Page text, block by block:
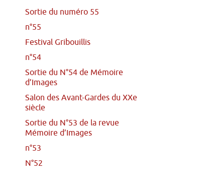
Sortie du numéro 55
n°55
Festival Gribouillis
n°54
Sortie du N°54 de Mémoire
d’Images
Salon des Avant-Gardes du XXe
siècle
Sortie du N°53 de la revue
Mémoire d’Images
n°53
N°52